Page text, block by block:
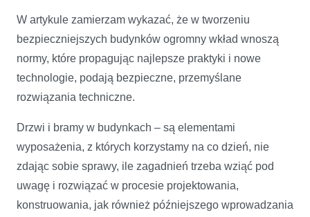
W artykule zamierzam wykazać, że w tworzeniu
bezpieczniejszych budynków ogromny wkład wnoszą
normy, które propagując najlepsze praktyki i nowe
technologie, podają bezpieczne, przemyślane
rozwiązania techniczne.
Drzwi i bramy w budynkach – są elementami
wyposażenia, z których korzystamy na co dzień, nie
zdając sobie sprawy, ile zagadnień trzeba wziąć pod
uwagę i rozwiązać w procesie projektowania,
konstruowania, jak również późniejszego wprowadzania